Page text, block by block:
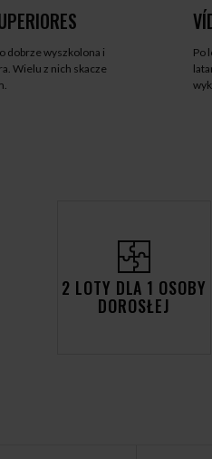
dobrze wyszkolona i
Wielu z nich skacze
Po
2 LOTY DLA 1 OSOBY
DOROSŁEJ